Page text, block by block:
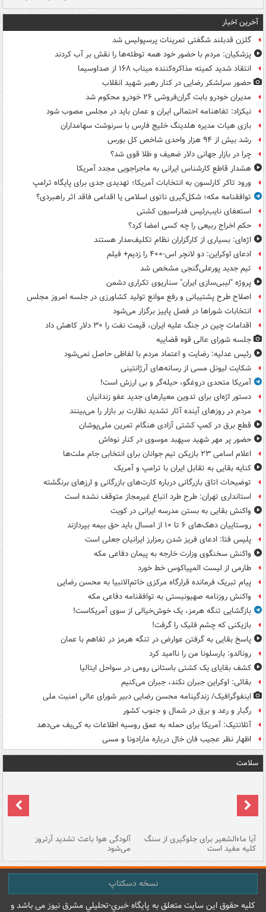
آخرین اخبار
گلزن قدبلند شگفتی تمرینات پرسپولیس شد
پزشکیان: مردم با حضور خود همه توطئه‌ها را نقش بر آب کردند
انتقاد شدید کمیته مذاکره‌کننده میناب ۱۶۸ از صداوسیما
حضور سرلشکر رضایی در کنار رهبر شهید انقلاب
مدیران خودرو بابت گران‌فروشی ۲۶ خودرو محکوم شد
نیکزاد: تفاهنامه احتمالی ایران و عمان باید در مجلس مصوب شود
بازی هیات مدیره هلدینگ خلیج فارس با سرنوشت سهامداران
رشد بیش از ۹۴ هزار واحدی شاخص کل بورس
چرا در بازار جهانی دلار ضعیف و طلا قوی شد؟
هشدار قاطع کارشناس ایرانی به ماجراجویی مجدد آمریکا
ورود تاکر کارلسون به انتخابات آمریکا؛ تهدیدی جدی برای پایگاه ترامپ
توافقنامه مکه؛ شکل‌گیری ناتوی اسلامی یا اقدامی فاقد اثر راهبردی؟
استعفای نایب‌رئیس فدراسیون کشتی
حکم اخراج ربیعی را چه کسی امضا کرد؟
اژه‌ای: بسیاری از کارگزاران نظام تکلیف‌مدار هستند
ادعای اوکراین: دو لانچر اس-۴۰۰ را زدیم+ فیلم
تیم جدید پورعلی‌گنجی مشخص شد
پروژه "لیبی‌سازی ایران" سناریوی تکراری دشمن
اصلاح طرح پشتیبانی و رفع موانع تولید کشاورزی در جلسه امروز مجلس
انتخابات شوراها در فصل پاییز برگزار می‌شود
اقدامات چین در جنگ علیه ایران، قیمت نفت را ۳۰ دلار کاهش داد
جلسه شورای عالی قوه قضاییه
رئیس عدلیه: رضایت و اعتماد مردم با لفاظی حاصل نمی‌شود
شکایت لیونل مسی از رسانه‌های آرژانتینی
آمریکا متحدی دروغگو، حیله‌گر و بی ارزش است!
دستور اژه‌ای برای تدوین معیارهای جدید عفو زندانیان
مردم در روزهای آینده آثار تشدید نظارت بر بازار را می‌بینند
قطع برق در کمپ کشتی آزادی هنگام تمرین ملی‌پوشان
حضور پر مهر شهید سپهبد موسوی در کنار نوه‌اش
اعلام اسامی ۲۳ بازیکن تیم جوانان برای انتخابی جام ملت‌ها
کنایه بقایی به تقابل ایران با ترامپ و آمریک
توضیحات اتاق بازرگانی درباره کارت‌های بازرگانی و ارزهای برنگشته
استانداری تهران: طرح طرد اتباع غیرمجاز متوقف نشده است
واکنش بقایی به بستن مدرسه ایرانی در کویت
روستاییان دهک‌های ۶ تا ۱۰ از امسال باید حق بیمه بپردازند
پلیس فتا: ادعای فریز شدن رمزارز ایرانیان جعلی است
واکنش سخنگوی وزارت خارجه به پیمان دفاعی مکه
طارمی از لیست المپیاکوس خط خورد
پیام تبریک فرمانده قرارگاه مرکزی خاتم‌الانبیا به محسن رضایی
واکنش روزنامه صهیونیستی به توافقنامه دفاعی مکه
بازگشایی تنگه هرمز، یک خوش‌خیالی از سوی آمریکاست!
بازیکنی که چشم فلیک را گرفت!
پاسخ بقایی به گرفتن عوارض در تنگه هرمز در تفاهم با عمان
رونالدو: بارسلونا من را ناامید کرد
کشف بقایای یک کشتی باستانی رومی در سواحل ایتالیا
بقائی: اوکراین جبران نکند، جبران می‌کنیم
اینفوگرافیک/ زندگینامه محسن رضایی دبیر شورای عالی امنیت‌ ملی
رگبار و رعد و برق در شمال و جنوب کشور
آتلانتیک: آمریکا برای حمله به عمق روسیه اطلاعات به کی‌یف می‌دهد
اظهار نظر عجیب فان خال درباره مارادونا و مسی
سلامت
آیا ماءالشعیر برای جلوگیری از سنگ
کلیه مفید است
آلودگی هوا باعث تشدید آرتروز
می‌شود
نسخه دسکتاپ
کليه حقوق اين سايت متعلق به پایگاه خبري-تحليلي مشرق نيوز می باشد و